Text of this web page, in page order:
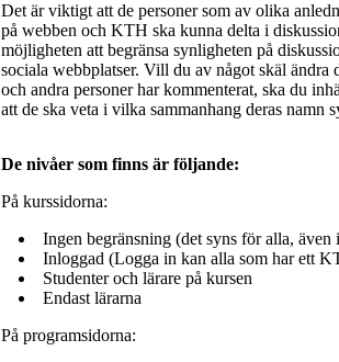
Det är viktigt att de personer som av olika
på webben och KTH ska kunna delta i
möjligheten att begränsa synligheten på
sociala webbplatser. Vill du av något skäl ändra
och andra personer har kommenterat, ska du
att de ska veta i vilka sammanhang deras namn
De nivåer som finns är följande:
På kurssidorna:
Ingen begränsning (det syns för alla, även
Inloggad (Logga in kan alla som har ett
Studenter och lärare på kursen
Endast lärarna
På programsidorna: